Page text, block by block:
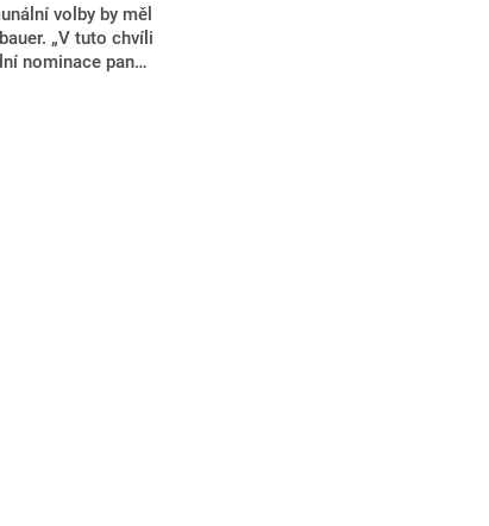
volby by měl
„V tuto chvíli
nominace pana
uvedl pro
Martin
jako o